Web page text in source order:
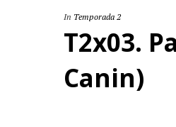
In Temporada 2
T2x03.
Canin)